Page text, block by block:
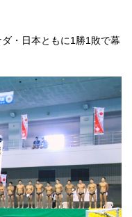
・日本ともに1勝1敗で幕